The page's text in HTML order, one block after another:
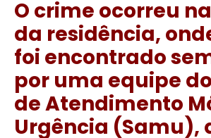
O crime ocorreu
da residência,
foi encontrado
por uma equipe
de Atendimento
Urgência (Samu),